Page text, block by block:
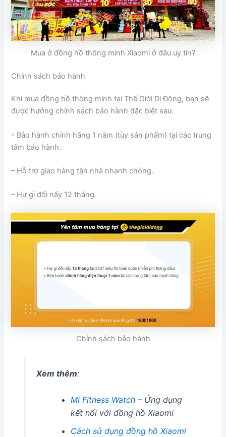
Mua ở đồng hồ thông minh Xiaomi ở đâu uy tín?
Chính sách bảo hành
Khi mua đồng hồ thông minh tại Thế Giới Di Động, bạn sẽ
được hưởng chính sách bảo hành đặc biệt sau:
– Bảo hành chính hãng 1 năm (tùy sản phẩm) tại các trung
tâm bảo hành.
– Hỗ trợ giao hàng tận nhà nhanh chóng.
– Hư gì đổi nấy 12 tháng.
Chính sách bảo hành
Xem thêm:
Mi Fitness Watch– Ứng dụng
kết nối với đồng hồ Xiaomi
Cách sử dụng đồng hồ Xiaomi